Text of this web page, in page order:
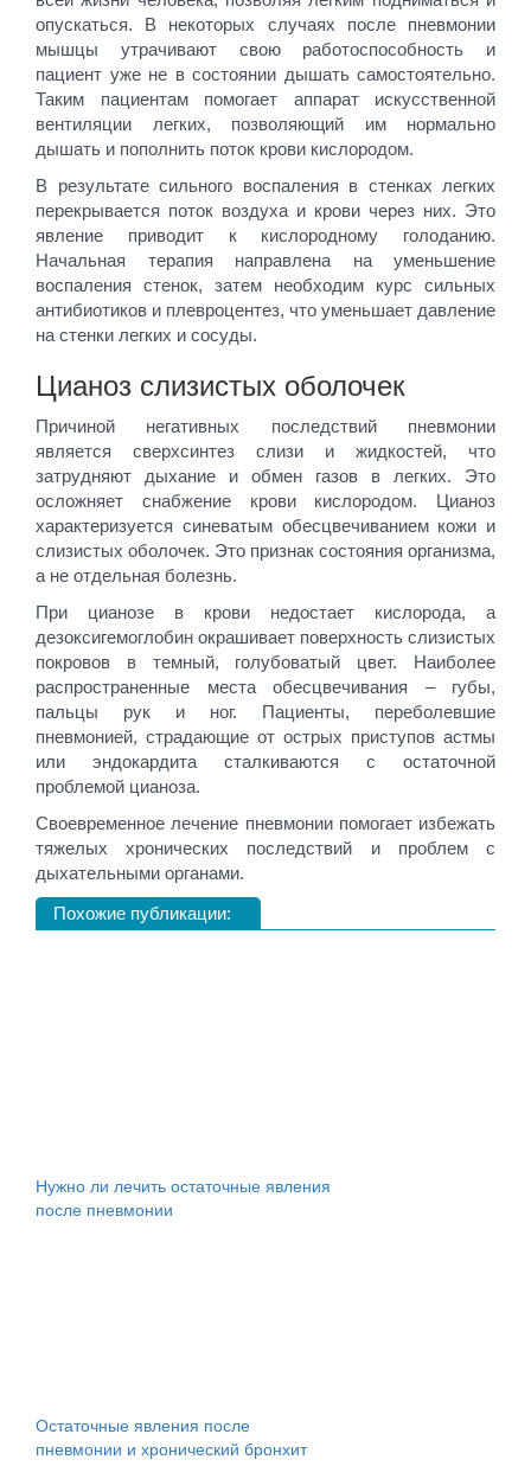
опускаться. В некоторых случаях после пневмонии
мышцы утрачивают свою работоспособность и
пациент уже не в состоянии дышать самостоятельно.
Таким пациентам помогает аппарат искусственной
вентиляции легких, позволяющий им нормально
дышать и пополнить поток крови кислородом.
В результате сильного воспаления в стенках легких
перекрывается поток воздуха и крови через них. Это
явление приводит к кислородному голоданию.
Начальная терапия направлена на уменьшение
воспаления стенок, затем необходим курс сильных
антибиотиков и плевроцентез, что уменьшает давление
на стенки легких и сосуды.
Цианоз слизистых оболочек
Причиной негативных последствий пневмонии
является сверхсинтез слизи и жидкостей, что
затрудняют дыхание и обмен газов в легких. Это
осложняет снабжение крови кислородом. Цианоз
характеризуется синеватым обесцвечиванием кожи и
слизистых оболочек. Это признак состояния организма,
а не отдельная болезнь.
При цианозе в крови недостает кислорода, а
дезоксигемоглобин окрашивает поверхность слизистых
покровов в темный, голубоватый цвет. Наиболее
распространенные места обесцвечивания – губы,
пальцы рук и ног. Пациенты, переболевшие
пневмонией, страдающие от острых приступов астмы
или эндокардита сталкиваются с остаточной
проблемой цианоза.
Своевременное лечение пневмонии помогает избежать
тяжелых хронических последствий и проблем с
дыхательными органами.
Похожие публикации:
Нужно ли лечить остаточные явления
после пневмонии
Остаточные явления после
пневмонии и хронический бронхит